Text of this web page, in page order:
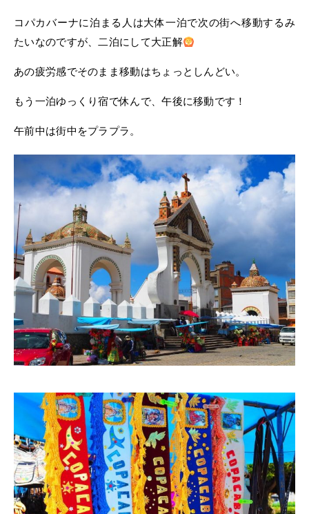
コパカバーナに泊まる人は大体一泊で次の街へ移動するみ
たいなのですが、二泊にして大正解
あの疲労感でそのまま移動はちょっとしんどい。
もう一泊ゆっくり宿で休んで、午後に移動です！
午前中は街中をプラプラ。